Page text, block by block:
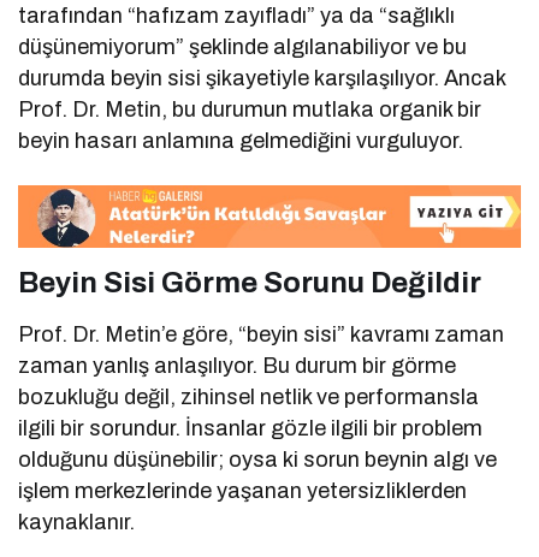
tarafından “hafızam zayıfladı” ya da “sağlıklı
düşünemiyorum” şeklinde algılanabiliyor ve bu
durumda beyin sisi şikayetiyle karşılaşılıyor. Ancak
Prof. Dr. Metin, bu durumun mutlaka organik bir
beyin hasarı anlamına gelmediğini vurguluyor.
Beyin Sisi Görme Sorunu Değildir
Prof. Dr. Metin’e göre, “beyin sisi” kavramı zaman
zaman yanlış anlaşılıyor. Bu durum bir görme
bozukluğu değil, zihinsel netlik ve performansla
ilgili bir sorundur. İnsanlar gözle ilgili bir problem
olduğunu düşünebilir; oysa ki sorun beynin algı ve
işlem merkezlerinde yaşanan yetersizliklerden
kaynaklanır.